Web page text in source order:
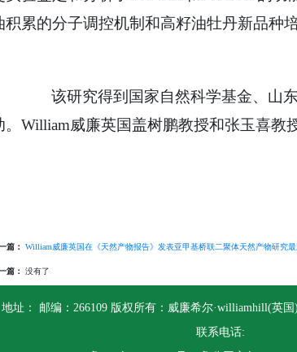
积累的分子调控机制和高籽油牡丹新品种
该研究得到国家自然科学基金、山东
。William威廉英国盖树鹏教授和张玉喜教
篇： William威廉英国在《天然产物报告》发表亚甲基桥联二聚体天然产物研究
篇： 没有了
地址： 邮编：266109 版权所有：威廉希尔·williamhill(英
联系电话: